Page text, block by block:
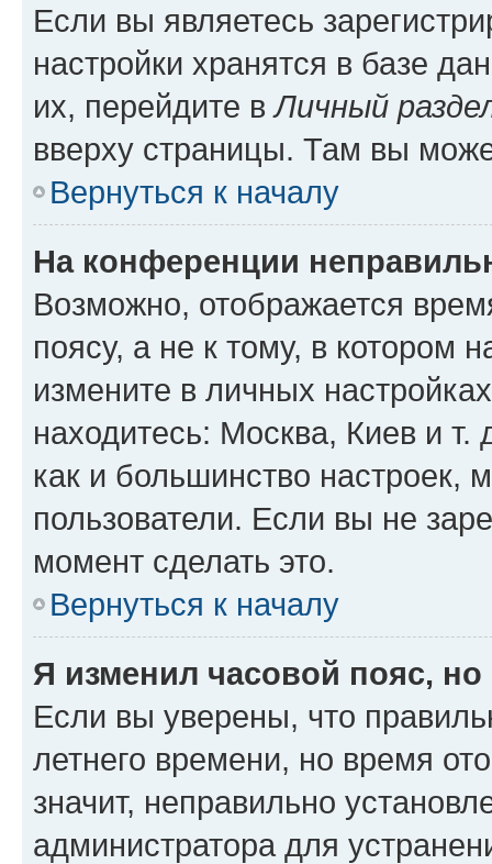
Если вы являетесь
настройки хранятся в базе
их, перейдите вЛичный
вверху страницы. Там вы
Вернуться к началу
На конференции
Возможно, отображается
поясу, а не к тому, в котором
измените в личных
находитесь: Москва, Киев и т.
как и большинство настроек,
пользователи. Если вы не
момент сделать это.
Вернуться к началу
Я изменил часовой пояс,
Если вы уверены, что
летнего времени, но время
значит, неправильно
администратора для